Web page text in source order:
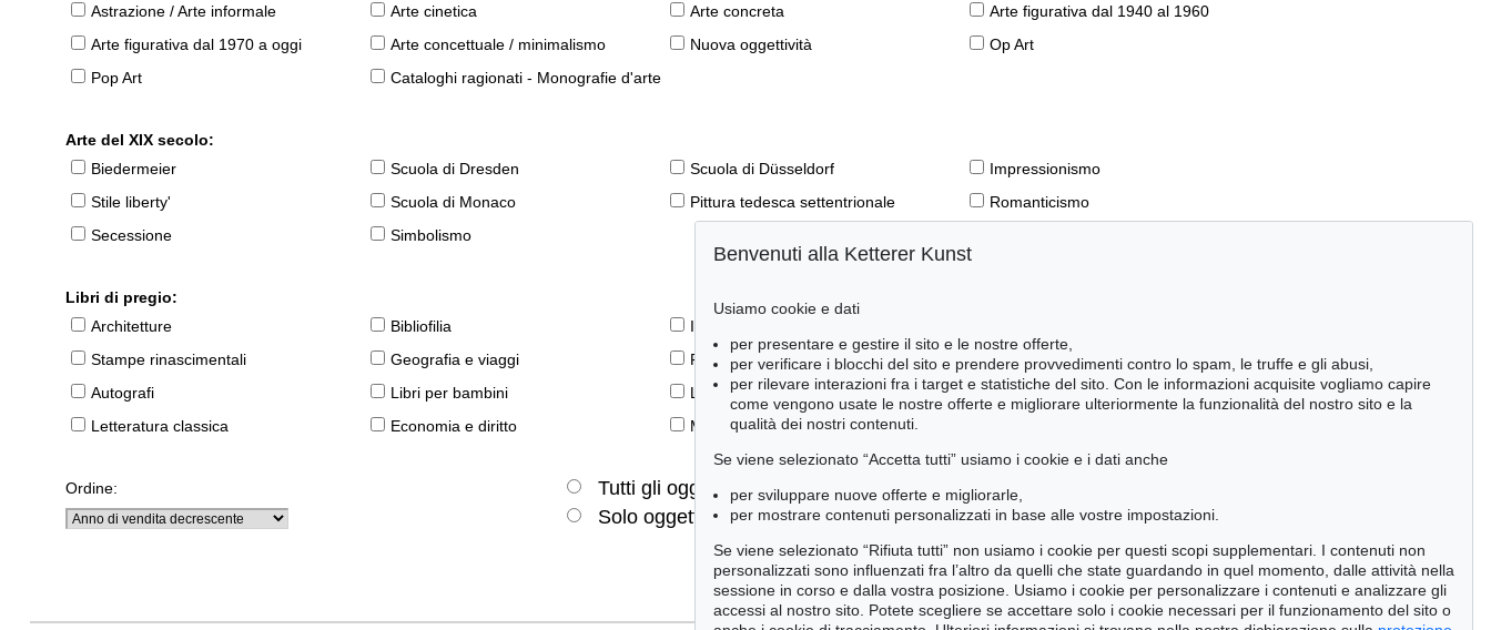
Astrazione / Arte informale
Arte cinetica Arte concreta
Arte figurativa dal 1940 al 1960
Arte figurativa dal 1970 a oggi
Arte concettuale / minimalismo Nuova oggettività
Op Art
Pop Art
Cataloghi ragionati - Monografie d'arte
Arte del XIX secolo:
Biedermeier
Scuola di Dresden Scuola di Düsseldorf
Impressionismo
Stile liberty'
Scuola di Monaco Pittura tedesca settentrionale
Romanticismo
Secessione
Simbolismo
Libri di pregio:
Architetture
Bibliofilia Il libro e la modernità
Stampe rinascimentali
Geografia e viaggi Prime edizioni
Manoscritti antichi
Autografi
Libri per bambini Lifestyle
Pietre miliari delle scienze naturali
Letteratura classica
Economia e diritto Meraviglie della natura
Ordine: Tutti gli oggetti
Solo offerte attuali
Solo oggetti venduti
Benvenuti alla Ketterer Kunst
Usiamo cookie e dati
per presentare e gestire il sito e le nostre offerte,
per verificare i blocchi del sito e prendere provvedimenti contro lo spam, le truffe e gli abusi,
per rilevare interazioni fra i target e statistiche del sito. Con le informazioni acquisite vogliamo capire
come vengono usate le nostre offerte e migliorare ulteriormente la funzionalità del nostro sito e la
qualità dei nostri contenuti.
Se viene selezionato “Accetta tutti” usiamo i cookie e i dati anche
per sviluppare nuove offerte e migliorarle,
per mostrare contenuti personalizzati in base alle vostre impostazioni.
Se viene selezionato “Rifiuta tutti” non usiamo i cookie per questi scopi supplementari. I contenuti non
personalizzati sono influenzati fra l’altro da quelli che state guardando in quel momento, dalle attività nella
sessione in corso e dalla vostra posizione. Usiamo i cookie per personalizzare i contenuti e analizzare gli
accessi al nostro sito. Potete scegliere se accettare solo i cookie necessari per il funzionamento del sito o